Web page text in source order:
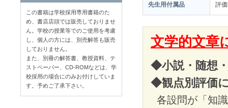
先生用付属品 評
文学的文章
◆小説・随想
◆観点別評価
各設問が「知
この書籍は学校採用専用書籍のた
め、書店店頭では販売しておりませ
ん。学校の授業等でのご使用を考慮
し、個人の方には、別売解答も販売
しておりません。
また、別冊の解答書、教授資料、テ
ストペーパー、CD-ROMなどは、学
校採用の場合にのみお付けしていま
す。予めご了承下さい。